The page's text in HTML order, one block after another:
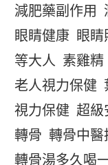
減肥藥副作用
眼睛健康 眼睛
等大人 素雞精
老人視力保健
視力保健 超級
轉骨 轉骨中醫
轉骨湯多久喝